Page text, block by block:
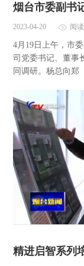
烟台市委副书
2023-04-20 阅
4月19日上午，市
司党委书记、董事
同调研。杨总向郑
精进启智系列